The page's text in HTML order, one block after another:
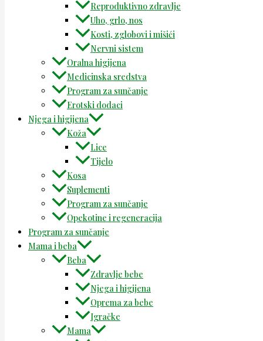
Reproduktivno zdravlje
Uho, grlo, nos
Kosti, zglobovi i mišići
Nervni sistem
Oralna higijena
Medicinska sredstva
Program za sunčanje
Erotski dodaci
Njega i higijena
Koža
Lice
Tijelo
Kosa
Suplementi
Program za sunčanje
Opekotine i regeneracija
Program za sunčanje
Mama i beba
Beba
Zdravlje bebe
Njega i higijena
Oprema za bebe
Igračke
Mama